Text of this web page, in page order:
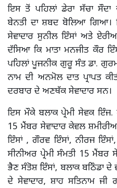
ਇਸ ਤੋਂ ਪਹਿਲਾਂ ਡੇਰਾ ਸੱਚਾ ਸੌਦਾ
ਬੇਨਤੀ ਦਾ ਸ਼ਬਦ ਬੋਲਿਆ ਗਿਆ।
ਸੇਵਾਦਾਰ ਸੁਨੀਲ ਇੰਸਾਂ ਅਤੇ
ਦੱਸਿਆ ਕਿ ਮਾਤਾ ਮਨਜੀਤ ਕੌਰ
ਪਹਿਲਾਂ ਪੂਜਨੀਕ ਗੁਰੂ ਸੰਤ ਡਾ.
ਨਾਮ ਦੀ ਅਨਮੋਲ ਦਾਤ ਪ੍ਰਾਪਤ
ਦਰਬਾਰ ਦੇ ਅਣਥੱਕ ਸੇਵਾਦਾਰ ਸਨ।
ਇਸ ਮੌਕੇ ਬਲਾਕ ਪ੍ਰੇਮੀ ਸੇਵਕ ਇੰਜ.
15 ਮੈਂਬਰ ਸੇਵਾਦਾਰ ਕੇਵਲ
ਇੰਸਾਂ , ਗੌਰਵ ਇੰਸਾਂ, ਨੀਰਜ ਇੰਸਾਂ,
ਸੀਨੀਅਰ ਪ੍ਰੇਮੀ ਸੰਮਤੀ 15 ਮੈਂਬਰ
ਭੈਣ ਸੰਤੋਸ਼ ਇੰਸਾਂ, ਬਲਾਕ ਬਠਿੰਡਾ
ਦੇ ਸੇਵਾਦਾਰ, ਸ਼ਾਹ ਸਤਿਨਾਮ